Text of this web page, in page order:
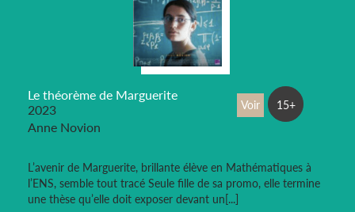
Le théorème de Marguerite
2023
Anne Novion
L’avenir de Marguerite, brillante élève en Mathématiques à
l’ENS, semble tout tracé Seule fille de sa promo, elle termine
une thèse qu’elle doit exposer devant un[...]
Voir 15+